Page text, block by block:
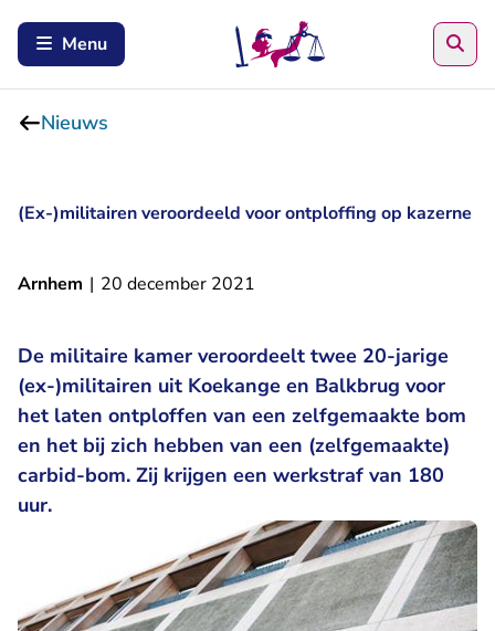
Menu
Nieuws
(Ex-)militairen veroordeeld voor ontploffing op kazerne
Arnhem | 20 december 2021
De militaire kamer veroordeelt twee 20-jarige
(ex-)militairen uit Koekange en Balkbrug voor
het laten ontploffen van een zelfgemaakte bom
en het bij zich hebben van een (zelfgemaakte)
carbid-bom. Zij krijgen een werkstraf van 180
uur.